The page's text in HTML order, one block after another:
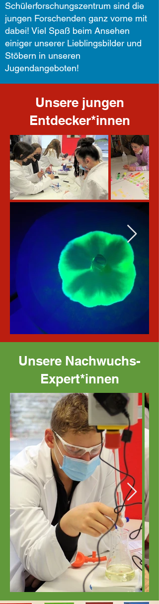
Schülerforschungszentrum sind die
jungen Forschenden ganz vorne mit
dabei! Viel Spaß beim Ansehen
einiger unserer Lieblingsbilder und
Stöbern in unseren
Jugendangeboten!
Unsere jungen
Entdecker*innen
Unsere Nachwuchs-
Expert*innen